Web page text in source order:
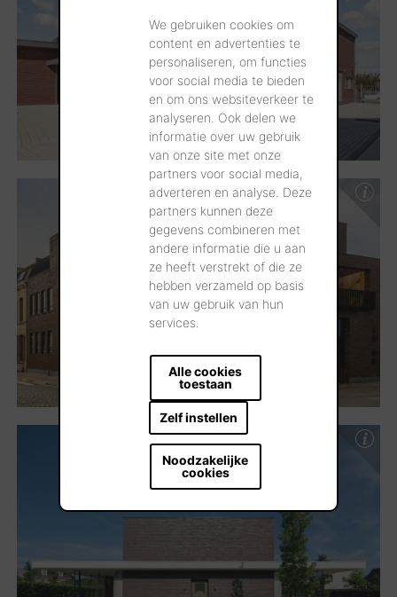
We gebruiken cookies om
content en advertenties te
personaliseren, om functies
voor social media te bieden
en om ons websiteverkeer te
analyseren. Ook delen we
informatie over uw gebruik
van onze site met onze
partners voor social media,
adverteren en analyse. Deze
partners kunnen deze
gegevens combineren met
andere informatie die u aan
ze heeft verstrekt of die ze
hebben verzameld op basis
van uw gebruik van hun
services.
Alle cookies
toestaan
Zelf instellen
Noodzakelijke
cookies